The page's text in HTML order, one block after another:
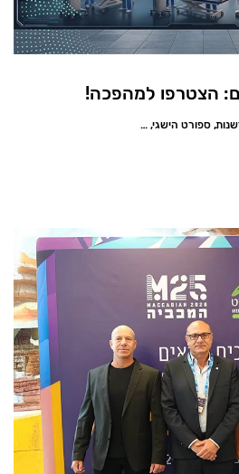
הצטרפו למהפכה!
מאמרים, מכון וינגייט, המסלול לחדשנות, ספורט הישגי, חדשות